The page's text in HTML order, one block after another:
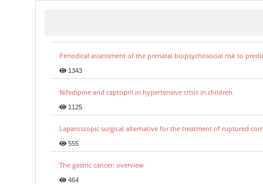
Periodical assessment of the prenatal biopsychosocial risk to
1343
Nifedipine and captopril in hypertensive crisis in children.
1125
Laparoscopic surgical alternative for the treatment of ruptured
555
The gastric cancer: overview
464